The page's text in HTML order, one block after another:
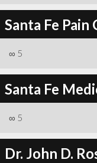
Santa Fe Pain
∞ 5
Santa Fe
∞ 5
Dr. John D.